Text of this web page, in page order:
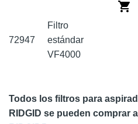
72947
Filtro
estándar
VF4000
Todos los filtros para
RIDGID se pueden comprar